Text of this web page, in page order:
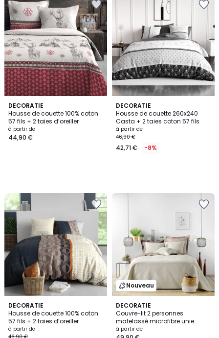
DECORATIE
Housse de couette 100% coton
57 fils + 2 taies d’oreiller
à partir de
44,90 €
DECORATIE
Housse de couette 260x240
Casta + 2 taies coton 57 fils
à partir de
46,90 €
42,71 € -8%
DECORATIE
Housse de couette 100% coton
57 fils + 2 taies d’oreiller
à partir de
Nouveau
DECORATIE
Couvre-lit 2 personnes
matelassé microfibre unie
Romane naturel
à partir de